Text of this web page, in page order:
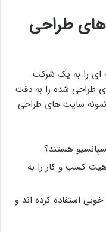
طراحی
ای را به یک شرکت
طراحی شده را به دقت
نمونه سایت های طراحی
هستند؟
کسب و کار را به
استفاده کرده اند و